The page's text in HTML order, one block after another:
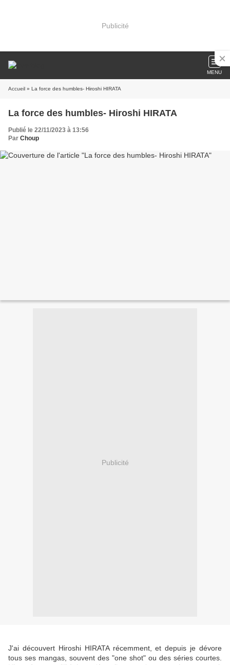
Publicité
MENU
Accueil » La force des humbles- Hiroshi HIRATA
La force des humbles- Hiroshi HIRATA
Publié le 22/11/2023 à 13:56
Par Choup
Publicité
J'ai découvert Hiroshi HIRATA récemment, et depuis je dévore
tous ses mangas, souvent des "one shot" ou des séries courtes.